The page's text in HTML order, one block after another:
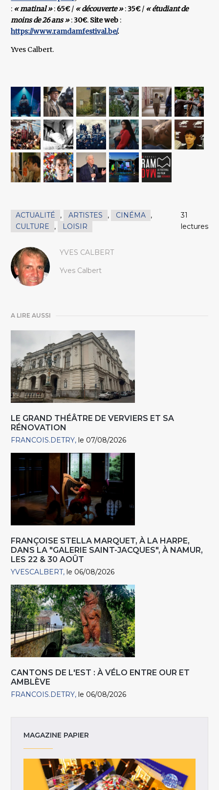
: « matinal »: 65€ / « découverte »:35€ / « étudiant de
moins de 26 ans »:30€. Site web :
https://www.ramdamfestival.be/.
Yves Calbert.
ACTUALITÉ , ARTISTES , CINÉMA
,
CULTURE
, LOISIR
31
lectures
YVES CALBERT
Yves Calbert
A LIRE AUSSI
LE GRAND THÉÂTRE DE VERVIERS ET SA
RÉNOVATION
FRANCOIS.DETRY le 07/08/2026
FRANÇOISE STELLA MARQUET, À LA HARPE,
DANS LA "GALERIE SAINT-JACQUES", À NAMUR,
LES 22 & 30 AOÛT
YVESCALBERT le 06/08/2026
CANTONS DE L'EST : À VÉLO ENTRE OUR ET
AMBLÈVE
FRANCOIS.DETRY le 06/08/2026
MAGAZINE PAPIER